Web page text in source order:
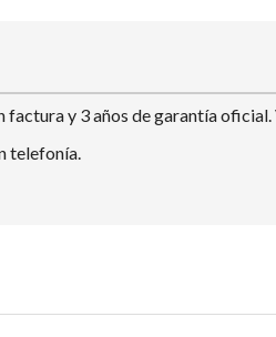
factura y 3 años de garantía
telefonía.